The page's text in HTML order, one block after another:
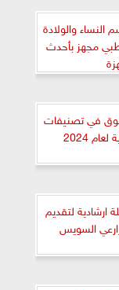
النساء والولادة
مجهز بأحدث
في تصنيفات
2024
ارشادية لتقديم
السويس